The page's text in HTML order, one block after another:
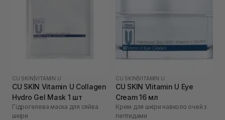
CU SKIN |VITAMIN U
CU SKIN Vitamin U Collagen
Hydro Gel Mask 1 шт
Гідрогелева маска для сяйва
шкіри
CU SKIN |VITAMIN U
CU SKIN VIitamin U Eye
Cream 16 мл
Крем для шкіри навколо очей з
пептидами